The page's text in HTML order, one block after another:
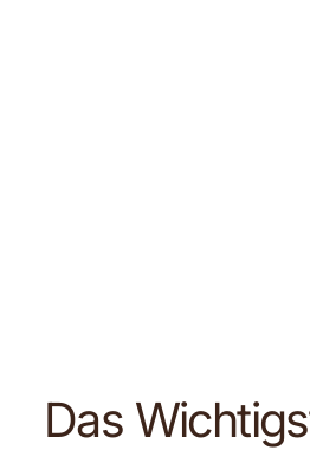
Das